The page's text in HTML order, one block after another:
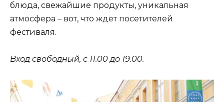
блюда, свежайшие продукты, уникальная
атмосфера – вот, что ждет посетителей
фестиваля.
Вход свободный, с 11.00 до 19.00.